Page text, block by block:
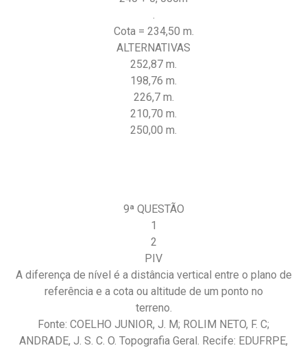
.
Cota = 234,50 m.
ALTERNATIVAS
252,87 m.
198,76 m.
226,7 m.
210,70 m.
250,00 m.
9ª QUESTÃO
1
2
PIV
A diferença de nível é a distância vertical entre o plano de
referência e a cota ou altitude de um ponto no
terreno.
Fonte: COELHO JUNIOR, J. M; ROLIM NETO, F. C;
ANDRADE, J. S. C. O. Topografia Geral. Recife: EDUFRPE,